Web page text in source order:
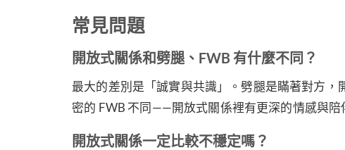
常見問題
開放式關係和劈腿、FWB 有什麼不同？
最大的差別是「誠實與共識」。劈腿是瞞著對方
密的 FWB 不同——開放式關係裡有更深的情感與陪
開放式關係一定比較不穩定嗎？